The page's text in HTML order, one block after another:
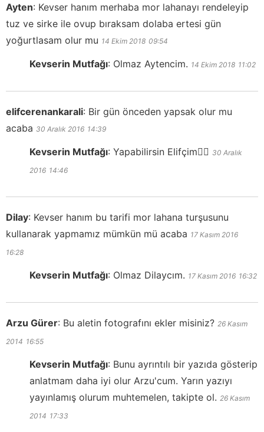
Ayten: Kevser hanım merhaba mor lahanayı rendeleyip
tuz ve sirke ile ovup bıraksam dolaba ertesi gün
yoğurtlasam olur mu 14 Ekim 2018 09:54
Kevserin Mutfağı: Olmaz Aytencim. 14 Ekim 2018 11:02
elifcerenankarali: Bir gün önceden yapsak olur mu
acaba 30 Aralık 2016 14:39
Kevserin Mutfağı: Yapabilirsin Elifçim👍🏻 30 Aralık
2016 14:46
Dilay: Kevser hanım bu tarifi mor lahana turşusunu
kullanarak yapmamız mümkün mü acaba 17 Kasım 2016
16:28
Kevserin Mutfağı: Olmaz Dilaycım. 17 Kasım 2016 16:32
Arzu Gürer: Bu aletin fotografını ekler misiniz? 26 Kasım
2014 16:55
Kevserin Mutfağı: Bunu ayrıntılı bir yazıda gösterip
anlatmam daha iyi olur Arzu'cum. Yarın yazıyı
yayınlamış olurum muhtemelen, takipte ol. 26 Kasım
2014 17:33